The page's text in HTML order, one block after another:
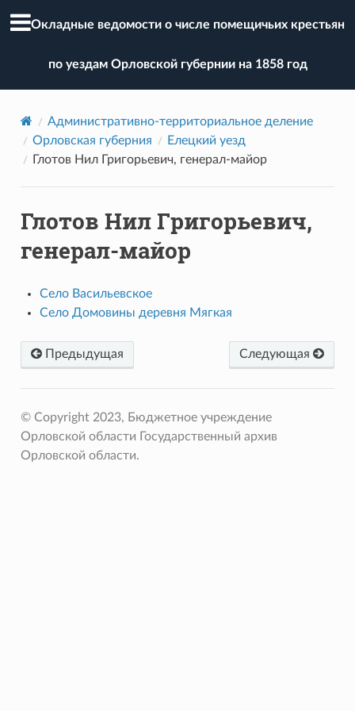
Окладные ведомости о числе помещичьих крестьян
по уездам Орловской губернии на 1858 год
Административно-территориальное деление
Орловская губерния
Елецкий уезд
Глотов Нил Григорьевич, генерал-майор
Глотов Нил Григорьевич,
генерал-майор
Село Васильевское
Село Домовины деревня Мягкая
Предыдущая Следующая
© Copyright 2023, Бюджетное учреждение
Орловской области Государственный архив
Орловской области.